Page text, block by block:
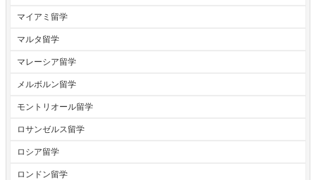
マイアミ留学
マルタ留学
マレーシア留学
メルボルン留学
モントリオール留学
ロサンゼルス留学
ロシア留学
ロンドン留学